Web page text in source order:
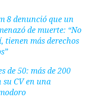
8 denunció que un
de muerte: “No
tienen más derechos
de 50: más de 200
CV en una